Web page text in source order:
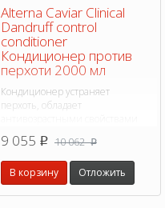
Alterna Caviar Clinical
Dandruff control
conditioner
Кондиционер против
перхоти 2000 мл
Кондиционер устраняет
перхоть, обладает
восстановления волос и кожи
головы.
9 055 p 10 062 p
В корзину Отложить